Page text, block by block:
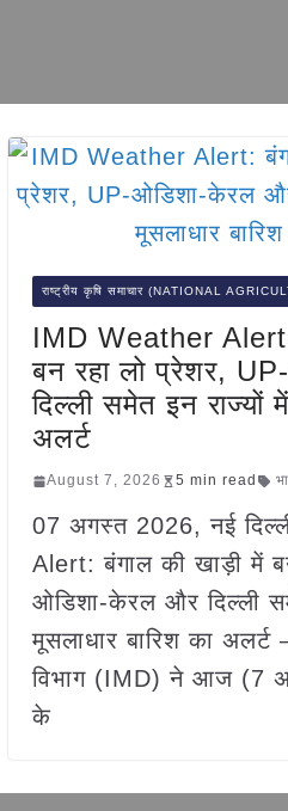
राष्ट्रीय कृषि समाचार (NATIONAL
IMD Weather
बन रहा लो प्रेशर,
दिल्ली समेत इन राज्यों
अलर्ट
August 7, 2026 5 min read
07 अगस्त 2026, नई
Alert: बंगाल की खाड़ी में
ओडिशा-केरल और दिल्ली
मूसलाधार बारिश का अलर्ट
विभाग (IMD) ने आज (7
के